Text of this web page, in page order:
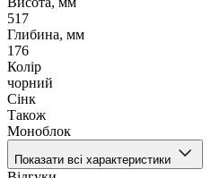
517
Глибина, мм
176
Колір
чорний
Сінк
Також
Моноблок
Показати всі характеристики